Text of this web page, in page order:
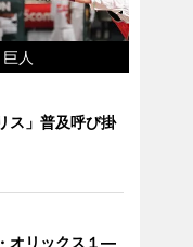
人
ス」普及呼び掛
オリックス１―